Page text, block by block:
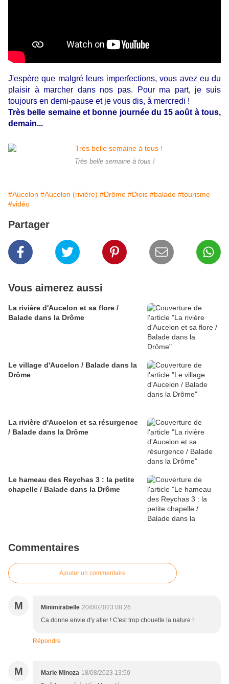
J'espère que malgré leurs imperfections, vous avez eu du
plaisir à marcher dans nos pas. Pour ma part, je suis
toujours en demi-pause et je vous dis, à mercredi !
Très belle semaine et bonne journée du 15 août à tous,
demain...
Très belle semaine à tous !
#Aucelon #Aucelon (rivière) #Drôme #Diois #balade #tourisme
#vidéo
Partager
Vous aimerez aussi
La rivière d'Aucelon et sa flore /
Balade dans la Drôme
Le village d'Aucelon / Balade dans la
Drôme
La rivière d'Aucelon et sa résurgence
/ Balade dans la Drôme
Le hameau des Reychas 3 : la petite
chapelle / Balade dans la Drôme
Commentaires
Ajouter un commentaire
M Minimirabelle 20/08/2023 08:26
Ca donne envie d'y aller ! C'est trop chouette la nature !
Répondre
M Marie Minoza 18/08/2023 13:50